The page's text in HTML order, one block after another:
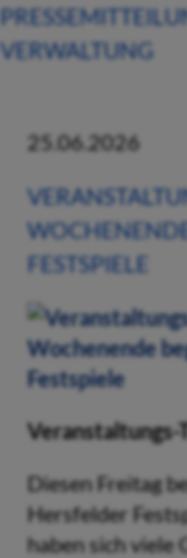
VERWALTUNG
25.06.2026
FESTSPIELE
Veranstaltungs-
Diesen Freitag
Hersfelder
haben sich viele